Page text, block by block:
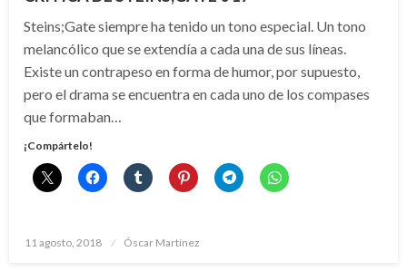
Steins;Gate siempre ha tenido un tono especial. Un tono
melancólico que se extendía a cada una de sus líneas.
Existe un contrapeso en forma de humor, por supuesto,
pero el drama se encuentra en cada uno de los compases
que formaban…
¡Compártelo!
Publicado
11 agosto, 2018 Óscar Martínez